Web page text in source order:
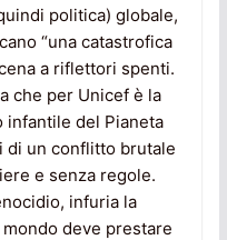
politica) globale,
“una catastrofica
a riflettori spenti.
che per Unicef è la
infantile del Pianeta
di un conflitto brutale
e senza regole.
infuria la
mondo deve prestare